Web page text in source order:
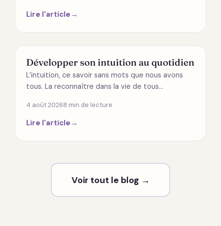
Lire l'article →
SPIRITUALITÉ
Développer son intuition au quotidien
L’intuition, ce savoir sans mots que nous avons
tous. La reconnaître dans la vie de tous…
4 août 20268 min de lecture
Lire l'article →
Voir tout le blog →